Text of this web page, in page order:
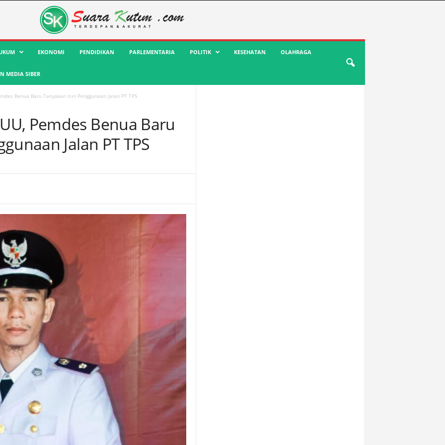
EKONOMI PENDIDIKAN PARLEMENTARIA POLITIK KESEHATAN OLAHRAGA
MEDIA SIBER
Benua Baru Tanyakan Izin Penggunaan Jalan PT TPS
Pemdes Benua Baru
Jalan PT TPS